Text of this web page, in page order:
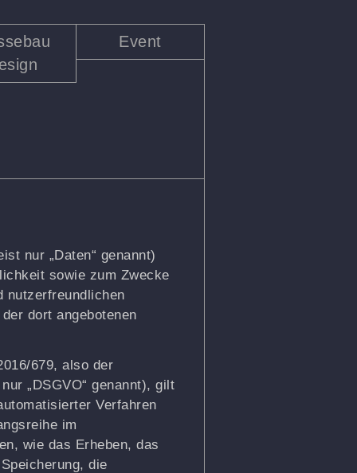
Event
nur „Daten“ genannt)
sowie zum Zwecke
nutzerfreundlichen
dort angebotenen
679, also der
„DSGVO“ genannt), gilt
Verfahren
im
wie das Erheben, das
die